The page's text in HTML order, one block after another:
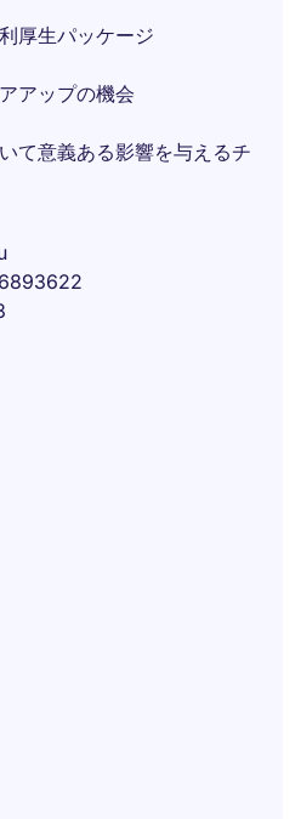
厚生パッケージ
アップの機会
て意義ある影響を与えるチ